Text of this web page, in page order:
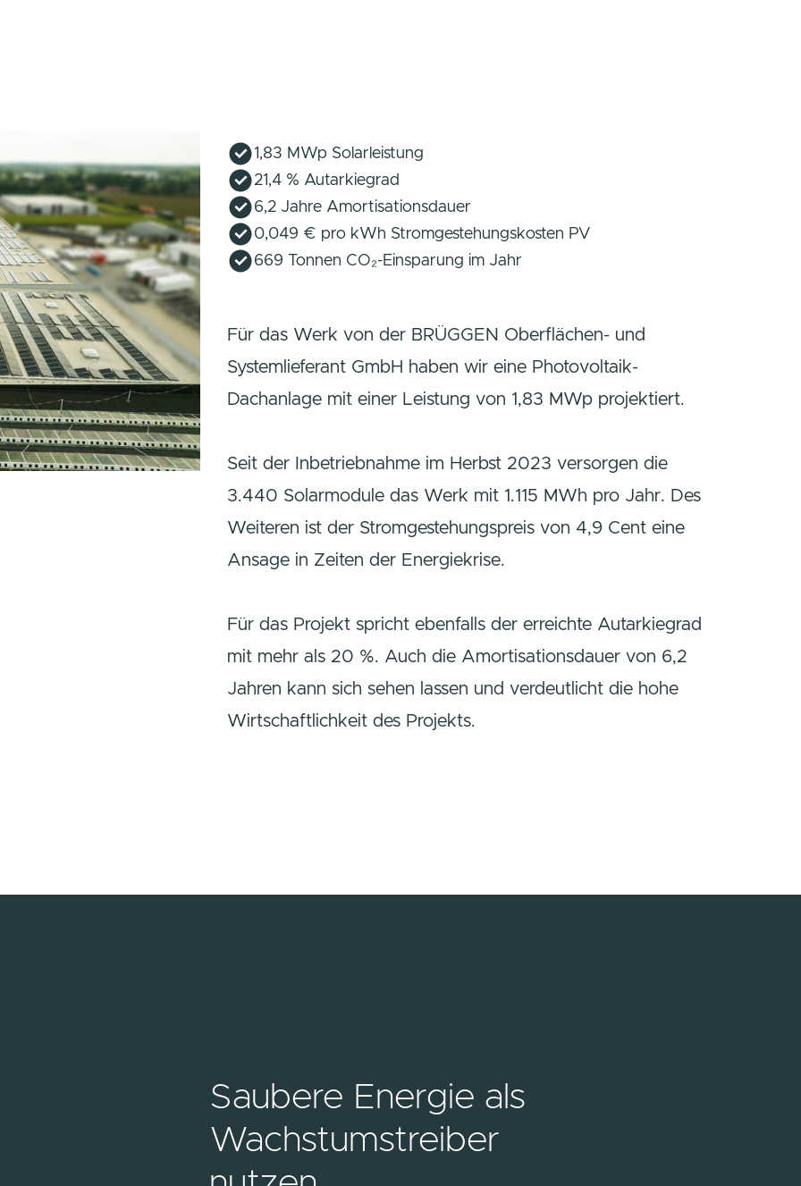
1,83 MWp Solarleistung
21,4 % Autarkiegrad
6,2 Jahre Amortisationsdauer
0,049 € pro kWh Stromgestehungskosten PV
669 Tonnen CO₂-Einsparung im Jahr
Für das Werk von der BRÜGGEN Oberflächen- und
Systemlieferant GmbH haben wir eine Photovoltaik-
Dachanlage mit einer Leistung von 1,83 MWp projektiert.
Seit der Inbetriebnahme im Herbst 2023 versorgen die
3.440 Solarmodule das Werk mit 1.115 MWh pro Jahr. Des
Weiteren ist der Stromgestehungspreis von 4,9 Cent eine
Ansage in Zeiten der Energiekrise.
Für das Projekt spricht ebenfalls der erreichte Autarkiegrad
mit mehr als 20 %. Auch die Amortisationsdauer von 6,2
Jahren kann sich sehen lassen und verdeutlicht die hohe
Wirtschaftlichkeit des Projekts.
Saubere Energie als
Wachstumstreiber